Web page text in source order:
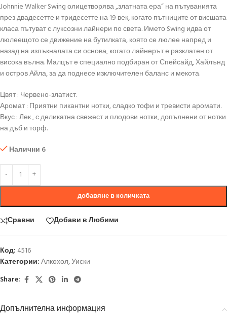
Johnnie Walker Swing олицетворява „златната ера“ на пътуванията
през двадесетте и тридесетте на 19 век, когато пътниците от висшата
класа пътуват с луксозни лайнери по света. Името Swing идва от
люлеещото се движение на бутилката, която се люлее напред и
назад на изпъкналата си основа, когато лайнерът е разклатен от
висока вълна. Малцът е специално подбиран от Спейсайд, Хайлънд
и остров Айла, за да поднесе изключителен баланс и мекота.
Цвят : Червено-златист.
Аромат : Приятни пикантни нотки, сладко тофи и тревисти аромати.
Вкус : Лек , с деликатна свежест и плодови нотки, допълнени от нотки
на дъб и торф.
Налични 6
добавяне в количката
Сравни Добави в Любими
Код: 4516
Категории:Алкохол,Уиски
Share:
Допълнителна информация